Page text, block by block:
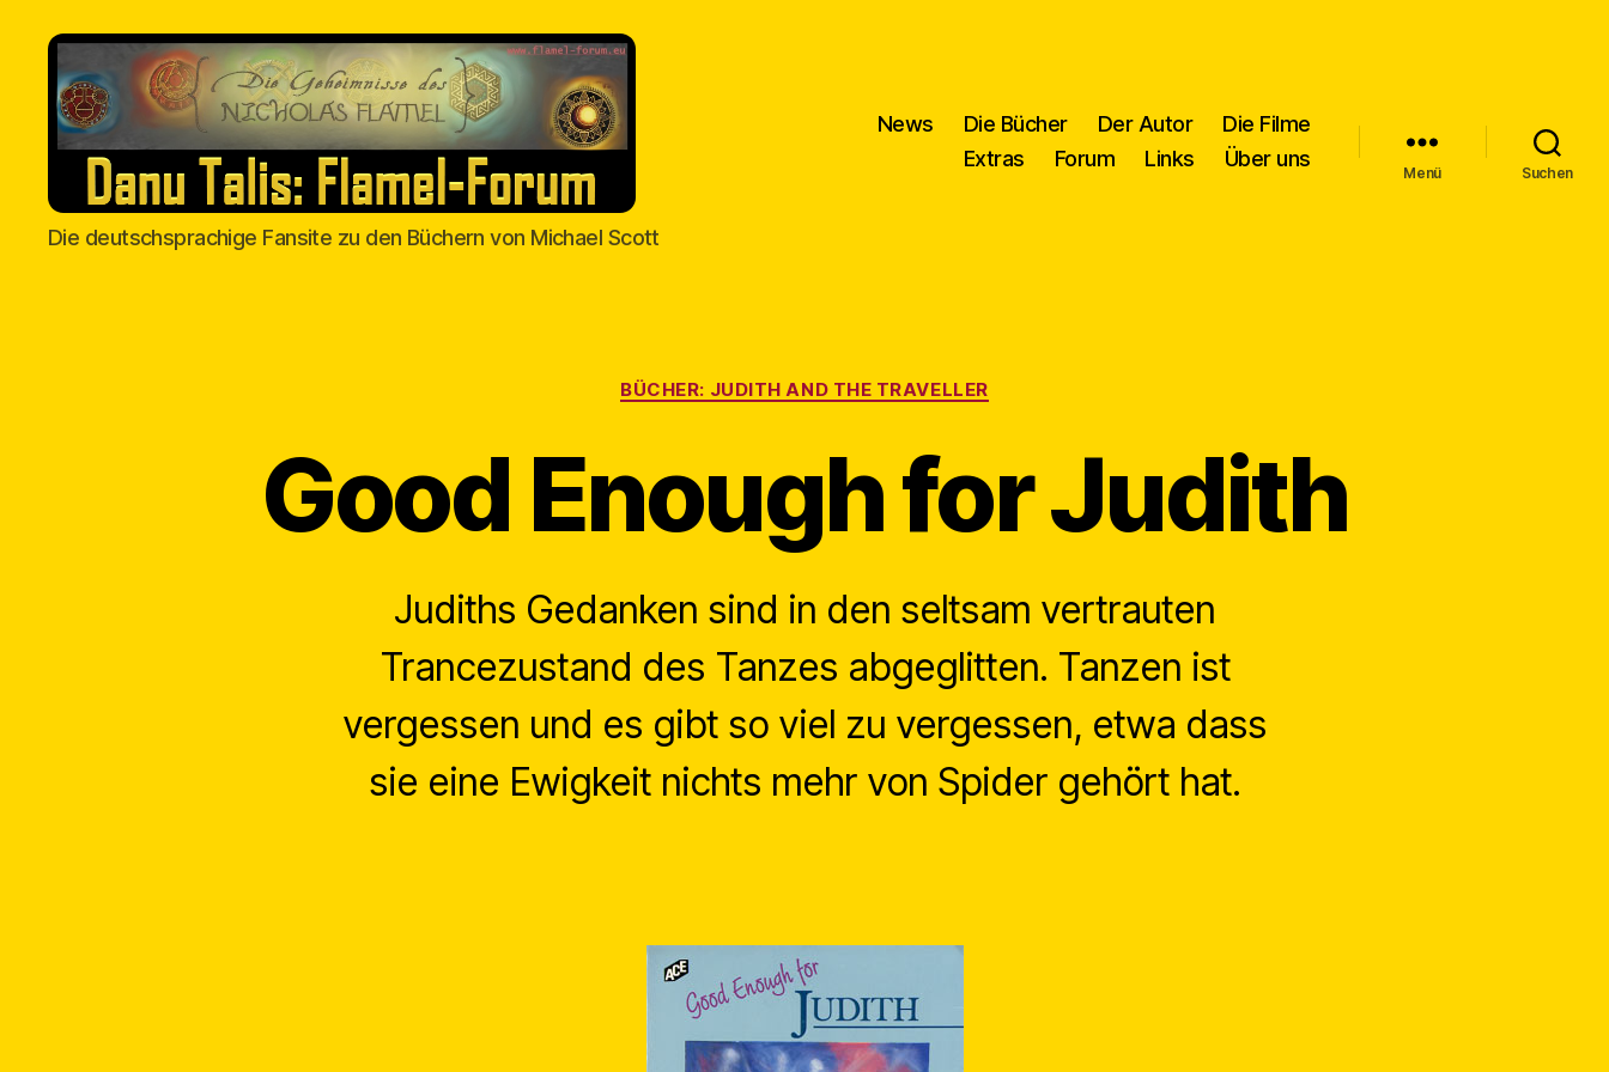
Danu
Talis
Die deutschsprachige Fansite zu den Büchern von Michael Scott
News Die Bücher Der Autor
Die Filme
Extras
Forum Links Über uns
Menü Suchen
Kategorien
BÜCHER: JUDITH AND THE TRAVELLER
Good Enough for Judith
Judiths Gedanken sind in den seltsam vertrauten
Trancezustand des Tanzes abgeglitten. Tanzen ist
vergessen und es gibt so viel zu vergessen, etwa dass
sie eine Ewigkeit nichts mehr von Spider gehört hat.